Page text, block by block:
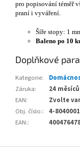
pro popisování téměř
praní i vyváření.
Šíře stopy: 1
Baleno po 10
Doplňkové
Kategorie:
Záruka:
24 měsíců
EAN:
Zvolte
Obj. číslo::
4-
EAN::